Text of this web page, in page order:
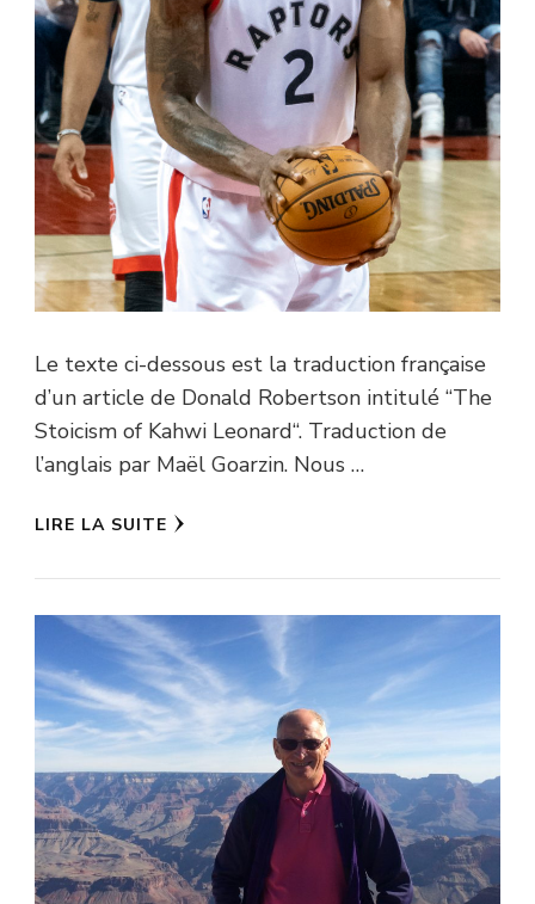
Le texte ci-dessous est la traduction française
d’un article de Donald Robertson intitulé “The
Stoicism of Kahwi Leonard“. Traduction de
l’anglais par Maël Goarzin. Nous …
LIRE LA SUITE